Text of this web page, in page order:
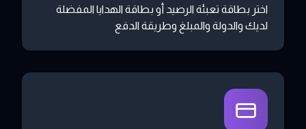
اختر بطاقة تعبئة الرصيد أو بطاقة الهدايا المفضلة
لديك والدولة والمبلغ وطريقة الدفع